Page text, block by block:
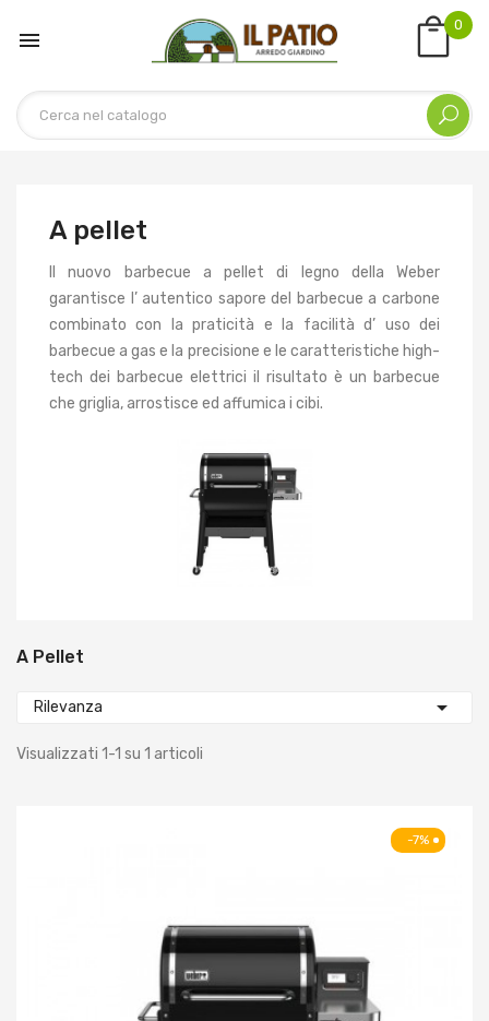

0
A pellet
Il nuovo barbecue a pellet di legno della Weber
garantisce l’ autentico sapore del barbecue a carbone
combinato con la praticità e la facilità d’ uso dei
barbecue a gas e la precisione e le caratteristiche high-
tech dei barbecue elettrici il risultato è un barbecue
che griglia, arrostisce ed affumica i cibi.
A Pellet
Rilevanza 
Visualizzati 1-1 su 1 articoli
-7%